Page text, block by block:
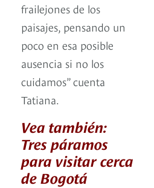
frailejones de los
paisajes, pensando un
poco en esa posible
ausencia si no los
cuidamos” cuenta
Tatiana.
Vea también:
Tres páramos
para visitar cerca
de Bogotá